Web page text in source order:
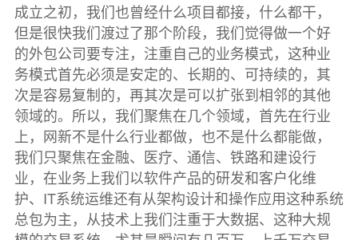
成立之初，我们也曾经什么项目都接，什么都干，
但是很快我们渡过了那个阶段，我们觉得做一个好
的外包公司要专注，注重自己的业务模式，这种业
务模式首先必须是安定的、长期的、可持续的，其
次是容易复制的，再其次是可以扩张到相邻的其他
领域的。所以，我们聚焦在几个领域，首先在行业
上，网新不是什么行业都做，也不是什么都能做，
我们只聚焦在金融、医疗、通信、铁路和建设行
业，在业务上我们以软件产品的研发和客户化维
护、IT系统运维还有从架构设计和操作应用这种系统
总包为主，从技术上我们注重于大数据、这种大规